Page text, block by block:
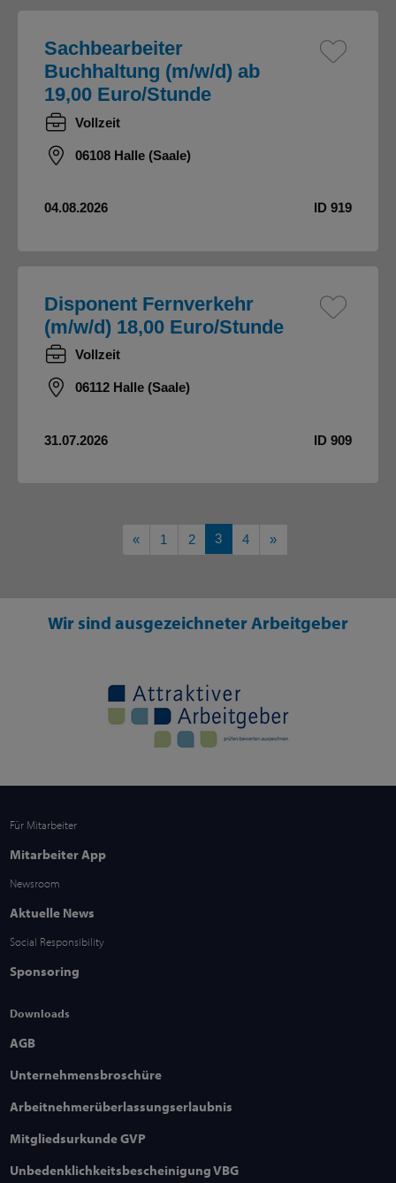
Sachbearbeiter
Buchhaltung (m/w/d) ab
19,00 Euro/Stunde
Vollzeit
06108 Halle (Saale)
04.08.2026 ID 919
Disponent Fernverkehr
(m/w/d) 18,00 Euro/Stunde
Vollzeit
06112 Halle (Saale)
31.07.2026 ID 909
«Vorherige
1 2 3 4 »Nächste
Wir sind ausgezeichneter Arbeitgeber
Für Mitarbeiter
Mitarbeiter App
Newsroom
Aktuelle News
Social Responsibility
Sponsoring
Downloads
AGB
Unternehmensbroschüre
Arbeitnehmerüberlassungserlaubnis
Mitgliedsurkunde GVP
Unbedenklichkeitsbescheinigung VBG